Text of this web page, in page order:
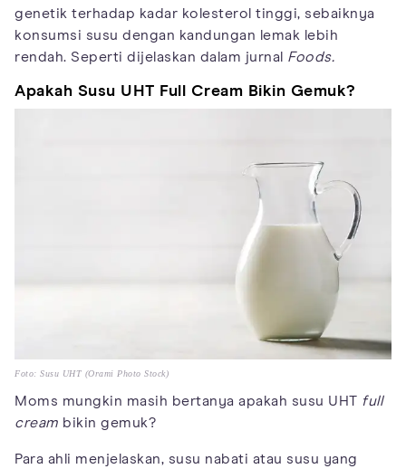
genetik terhadap kadar kolesterol tinggi, sebaiknya
konsumsi susu dengan kandungan lemak lebih
rendah. Seperti dijelaskan dalam jurnal Foods.
Apakah Susu UHT Full Cream Bikin Gemuk?
Foto: Susu UHT (Orami Photo Stock)
Moms mungkin masih bertanya apakah susu UHT full
cream bikin gemuk?
Para ahli menjelaskan, susu nabati atau susu yang